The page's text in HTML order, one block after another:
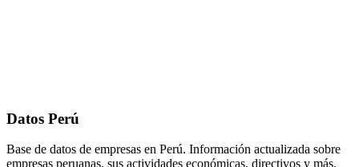
Datos Perú
Base de datos de empresas en Perú. Información actualizada sobre
empresas peruanas, sus actividades económicas, directivos y más.